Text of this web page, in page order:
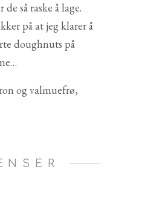
de så raske å lage.
på at jeg klarer å
doughnuts på
og valmuefrø,